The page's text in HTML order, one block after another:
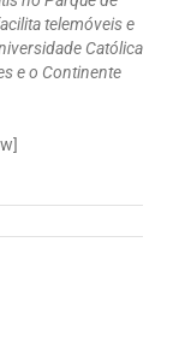
telemóveis e
Católica
e o Continente